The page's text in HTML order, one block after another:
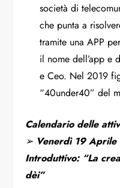
società di
che punta a
tramite una APP
il nome dell’app e
e Ceo. Nel 2019
“40under40” del
Calendario delle
➢Venerdì 19 Aprile
Introduttivo: “La
dèi”